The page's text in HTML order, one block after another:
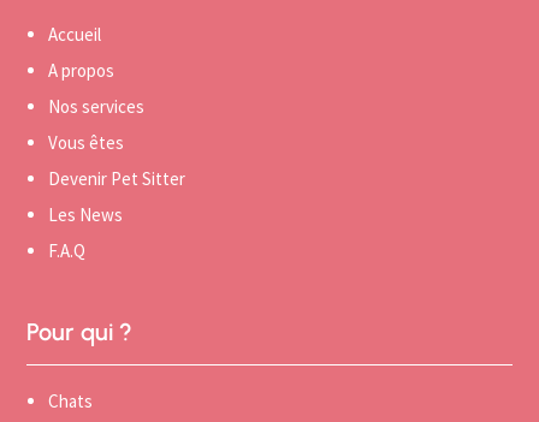
Accueil
A propos
Nos services
Vous êtes
Devenir Pet Sitter
Les News
F.A.Q
Pour qui ?
Chats